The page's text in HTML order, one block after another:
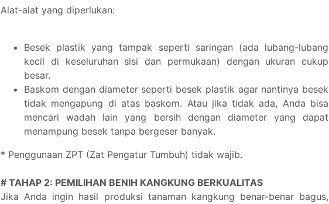
Alat-alat yang diperlukan:
Besek plastik yang tampak seperti saringan (ada lubang-lubang
kecil di keseluruhan sisi dan permukaan) dengan ukuran cukup
besar.
Baskom dengan diameter seperti besek plastik agar nantinya besek
tidak mengapung di atas baskom. Atau jika tidak ada, Anda bisa
mencari wadah lain yang bersih dengan diameter yang dapat
menampung besek tanpa bergeser banyak.
* Penggunaan ZPT (Zat Pengatur Tumbuh) tidak wajib.
# TAHAP 2: PEMILIHAN BENIH KANGKUNG BERKUALITAS
Jika Anda ingin hasil produksi tanaman kangkung benar-benar bagus,